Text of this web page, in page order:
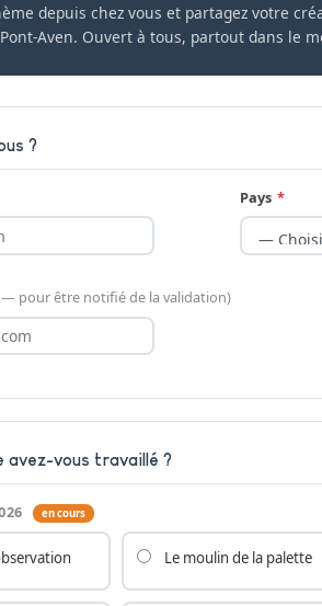
depuis chez vous et partagez votre
Aven. Ouvert à tous, partout dans le
?
Pays *
pour être notifié de la validation)
avez-vous travaillé ?
en cours
Le moulin de la palette